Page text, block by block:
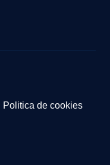
Politica de cookies